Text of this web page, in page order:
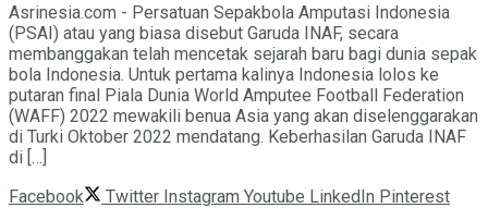
Asrinesia.com - Persatuan Sepakbola Amputasi Indonesia
(PSAI) atau yang biasa disebut Garuda INAF, secara
membanggakan telah mencetak sejarah baru bagi dunia sepak
bola Indonesia. Untuk pertama kalinya Indonesia lolos ke
putaran final Piala Dunia World Amputee Football Federation
(WAFF) 2022 mewakili benua Asia yang akan diselenggarakan
di Turki Oktober 2022 mendatang. Keberhasilan Garuda INAF
di […]
Facebook
Twitter Instagram Youtube LinkedIn Pinterest